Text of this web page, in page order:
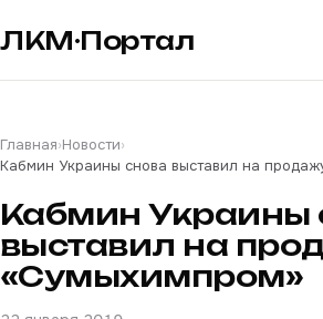
ЛКМ·Портал
Главная›Новости›
Кабмин Украины снова выставил на
Кабмин Украины
выставил на
«Сумыхимпром»